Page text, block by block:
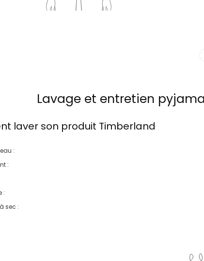
Lavage et entretien
laver son produit Timberland
:
:
:
sec :